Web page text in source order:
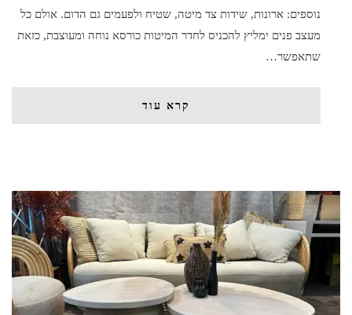
נוספים: ארונות, שידות צד מיטה, שטיח ולפעמים גם הדום. אולם כל
מעצב פנים ימליץ להכניס לחדר המיטות כורסא נוחה ומעוצבת, כזאת
שתאפשר…
קרא עוד